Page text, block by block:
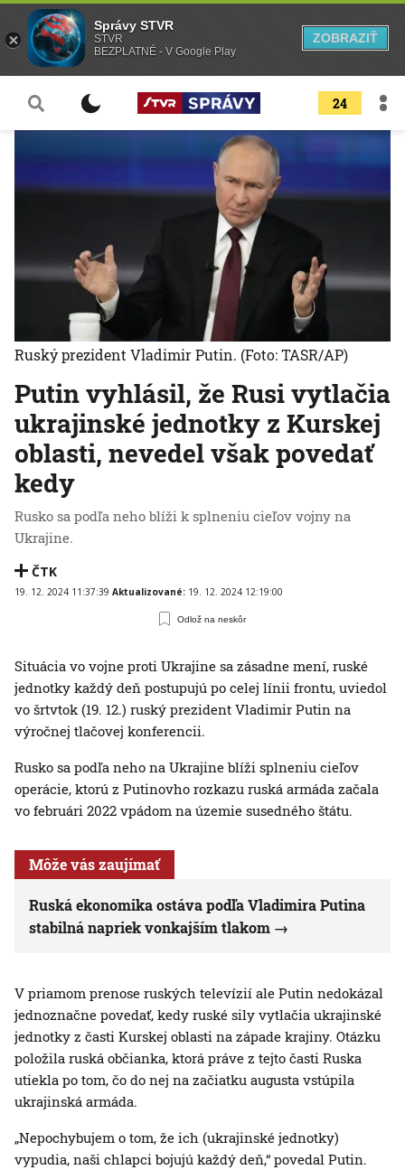
24
Putin vyhlásil, že Rusi vytlačia
ukrajinské jednotky z Kurskej
oblasti, nevedel však povedať
kedy
Rusko sa podľa neho blíži k splneniu cieľov vojny na
Ukrajine.
ČTK
19. 12. 2024 11:37:39 Aktualizované: 19. 12. 2024 12:19:00
Odlož na neskôr
Ruský prezident Vladimir Putin. (Foto: TASR/AP)
Situácia vo vojne proti Ukrajine sa zásadne mení, ruské
jednotky každý deň postupujú po celej línii frontu, uviedol
vo šrtvtok (19. 12.) ruský prezident Vladimir Putin na
výročnej tlačovej konferencii.
Rusko sa podľa neho na Ukrajine blíži splneniu cieľov
operácie, ktorú z Putinovho rozkazu ruská armáda začala
vo februári 2022 vpádom na územie susedného štátu.
Môže vás zaujímať
Ruská ekonomika ostáva podľa Vladimira Putina
stabilná napriek vonkajším tlakom
V priamom prenose ruských televízií ale Putin nedokázal
jednoznačne povedať, kedy ruské sily vytlačia ukrajinské
jednotky z časti Kurskej oblasti na západe krajiny. Otázku
položila ruská občianka, ktorá práve z tejto časti Ruska
utiekla po tom, čo do nej na začiatku augusta vstúpila
ukrajinská armáda.
„Nepochybujem o tom, že ich (ukrajinské jednotky)
vypudia, naši chlapci bojujú každý deň,“ povedal Putin.
Správy STVR
STVR
BEZPLATNÉ - V Google Play
ZOBRAZIŤ